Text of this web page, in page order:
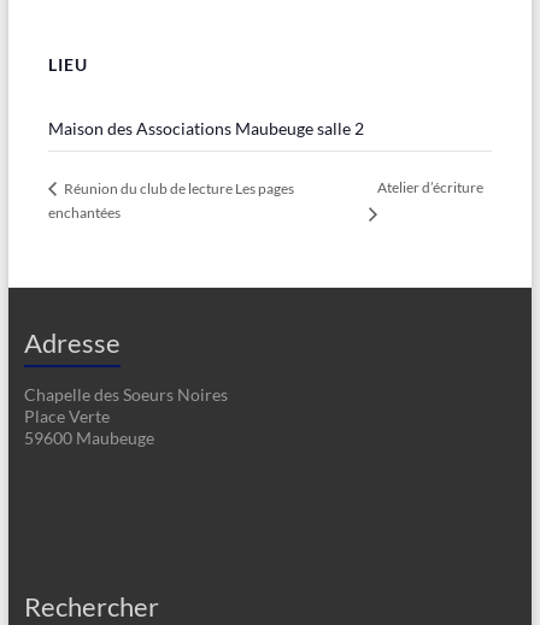
LIEU
Maison des Associations Maubeuge salle 2
Réunion du club de lecture Les pages
enchantées
Atelier d’écriture
Adresse
Chapelle des Soeurs Noires
Place Verte
59600 Maubeuge
Rechercher